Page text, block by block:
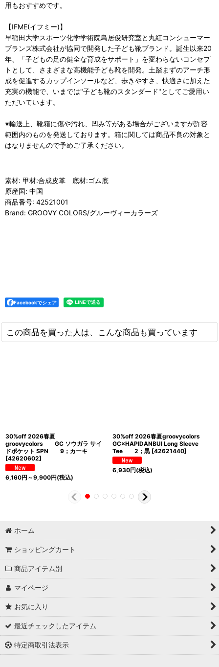
用もおすすめです。
【IFME(イフミー)】
早稲田大学スポーツ化学学術院鳥居俊研究室と丸紅コンシューマー
ブランズ株式会社が協同で開発した子ども靴ブランド。誕生以来20
年、「子どもの足の健全な育成をサポート」を変わらないコンセプ
トとして、さまざまな高機能子ども靴を開発。土踏まずのアーチ形
成を促進するカップインソールなど、歩きやすさ、快適さに加えた
充実の機能で、いまでは"子ども靴のスタンダード"としてご愛用い
ただいています。
※輸送上、靴箱に傷や汚れ、凹み等がある場合がございますが許容
範囲内のものを発送しております。箱に関しては商品不良の対象と
はなりませんので予めご了承ください。
素材: 甲材:合成皮革 底材:ゴム底
原産国: 中国
商品番号: 42521001
Brand: GROOVY COLORS/グルーヴィーカラーズ
Facebookでシェア
この商品を買った人は、こんな商品も買っています
30%off 2026春夏
groovycolors GC ソウガラ サイ
ドポケット SPN 9；カーキ
[42620602]
6,160円 ～9,900円(税込)
30%off 2026春夏groovycolors
GC×HAPlDANBUl Long Sleeve
Tee 2；黒 [42621440]
6,930円(税込)
ホーム
ショッピングカート
商品アイテム別
マイページ
お気に入り
最近チェックしたアイテム
特定商取引法表示